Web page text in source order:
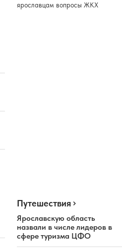
ярославцам вопросы ЖКХ
Путешествия
Ярославскую область
назвали в числе лидеров в
сфере туризма ЦФО